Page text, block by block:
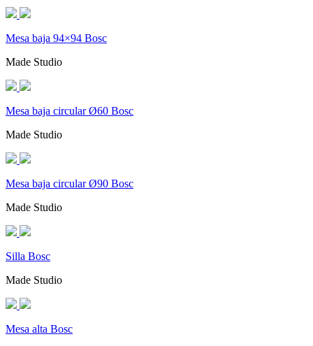
Mesa baja 94×94 Bosc
Made Studio
Mesa baja circular Ø60 Bosc
Made Studio
Mesa baja circular Ø90 Bosc
Made Studio
Silla Bosc
Made Studio
Mesa alta Bosc